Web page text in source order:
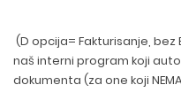
(D opcija= Fakturisanje,
naš interni program koji
dokumenta (za one koji